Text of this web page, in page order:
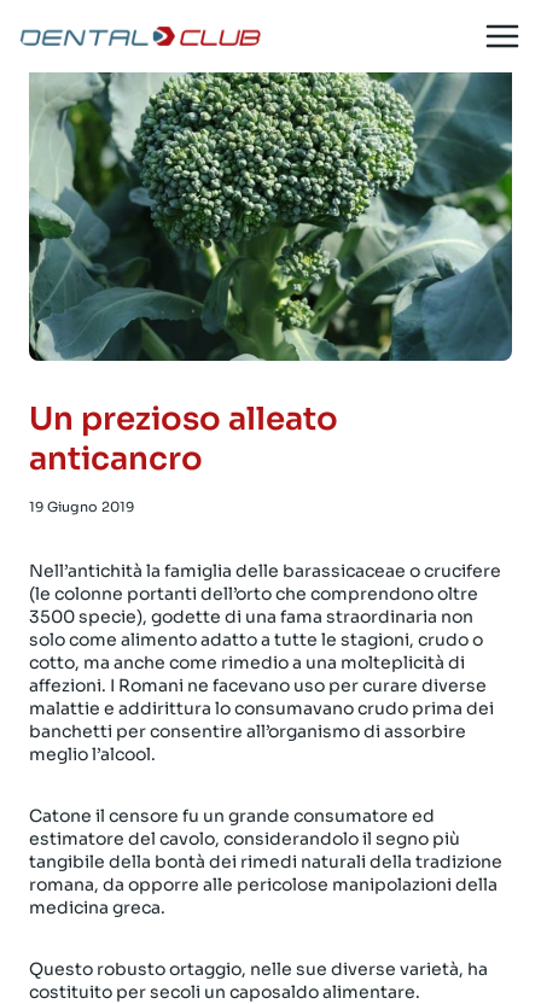
contenuto
Un prezioso alleato
anticancro
19 Giugno 2019
Nell’antichità la famiglia delle barassicaceae o crucifere
(le colonne portanti dell’orto che comprendono oltre
3500 specie), godette di una fama straordinaria non
solo come alimento adatto a tutte le stagioni, crudo o
cotto, ma anche come rimedio a una molteplicità di
affezioni. I Romani ne facevano uso per curare diverse
malattie e addirittura lo consumavano crudo prima dei
banchetti per consentire all’organismo di assorbire
meglio l’alcool.
Catone il censore fu un grande consumatore ed
estimatore del cavolo, considerandolo il segno più
tangibile della bontà dei rimedi naturali della tradizione
romana, da opporre alle pericolose manipolazioni della
medicina greca.
Questo robusto ortaggio, nelle sue diverse varietà, ha
costituito per secoli un caposaldo alimentare.